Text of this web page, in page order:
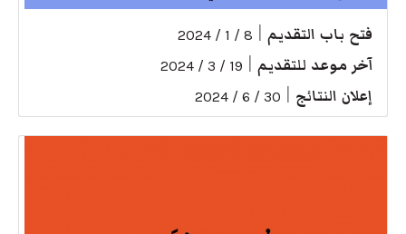
فتح باب التقديم 8 / 1 / 2024
آخر موعد للتقديم 19 / 3 / 2024
إعلان النتائج 30 / 6 / 2024